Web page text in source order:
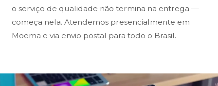
o serviço de qualidade não termina na entrega —
começa nela. Atendemos presencialmente em
Moema e via envio postal para todo o Brasil.